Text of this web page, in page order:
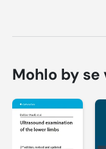
Mohlo by